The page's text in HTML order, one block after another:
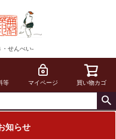
・せんべい-
等 マイページ 買い物カゴ
知らせ